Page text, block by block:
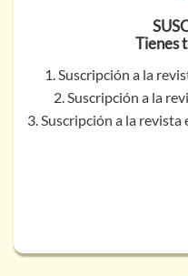
Tienes
1. Suscripción a la
2. Suscripción a la
3. Suscripción a la revista